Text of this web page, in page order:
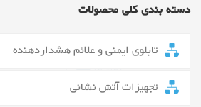
دسته بندی کلی محصولات
تابلوی ایمنی و علائم هشداردهنده
تجهیزات آتش نشانی